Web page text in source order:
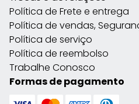
Política de Frete e entrega
Política de vendas,
Política de serviço
Política de reembolso
Trabalhe Conosco
Formas de pagamento